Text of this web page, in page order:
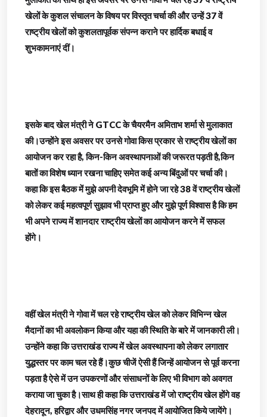
खेलों के कुशल संचालन के विषय पर विस्तृत चर्चा की और उन्हें 37 वें
राष्ट्रीय खेलों को कुशलतापूर्वक संपन्न कराने पर हार्दिक बधाई व
शुभकामनाएं दीं।
इसके बाद खेल मंत्री ने GTCC के चैयरमैन अमिताभ शर्मा से मुलाकात
की।उन्होंने इस अवसर पर उनसे गोवा किस प्रकार से राष्ट्रीय खेलों का
आयोजन कर रहा है, किन-किन अवस्थापनाओं की जरूरत पड़ती है,किन
बातों का विशेष ध्यान रखना चाहिए समेत कई अन्य बिंदुओं पर चर्चा की।
कहा कि इस बैठक में मुझे अपनी देवभूमि में होने जा रहे 38 वें राष्ट्रीय खेलों
को लेकर कई महत्वपूर्ण सुझाव भी प्राप्त हुए और मुझे पूर्ण विश्वास है कि हम
भी अपने राज्य में शानदार राष्ट्रीय खेलों का आयोजन करने में सफल
होंगे।
वहीं खेल मंत्री ने गोवा में चल रहे राष्ट्रीय खेल को लेकर विभिन्न खेल
मैदानों का भी अवलोकन किया और यहा की स्थिति के बारे में जानकारी ली।
उन्होंने कहा कि उत्तराखंड राज्य में खेल अवस्थापना को लेकर लगातार
युद्धस्तर पर काम चल रहे हैं।कुछ चीजें ऐसी हैं जिन्हें आयोजन से पूर्व करना
पड़ता है ऐसे में उन उपकरणों और संसाधनों के लिए भी विभाग को अवगत
कराया जा चुका है।साथ ही कहा कि उत्तराखंड में जो राष्ट्रीय खेल होंगे वह
देहरादून, हरिद्वार और उधमसिंह नगर जनपद में आयोजित किये जायेंगे।